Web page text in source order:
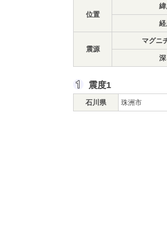
位置
震源
マグニ
深
震度1
石川県 珠洲市